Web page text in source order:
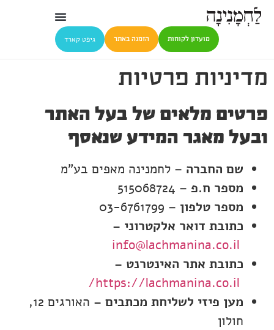
מועדון לקוחות הזמנה באתר גיפט קארד
מדיניות פרטיות
פרטים מלאים של בעל האתר
ובעל מאגר המידע שנאסף
שם החברה – לחמנינה מאפים בע"מ
מספר ח.פ – 515068724
מספר טלפון – 03-6761799
כתובת דואר אלקטרוני –
info@lachmanina.co.il
כתובת אתר האינטרנט –
https://lachmanina.co.il/
מען פיזי לשליחת מכתבים –
האורגים 12,
חולון